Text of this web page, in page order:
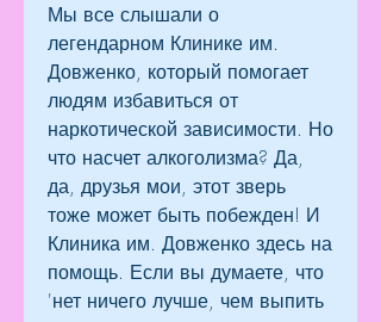
Мы все слышали о
легендарном Клинике им.
Довженко, который помогает
людям избавиться от
наркотической зависимости. Но
что насчет алкоголизма? Да,
да, друзья мои, этот зверь
тоже может быть побежден! И
Клиника им. Довженко здесь на
помощь. Если вы думаете, что
'нет ничего лучше, чем выпить